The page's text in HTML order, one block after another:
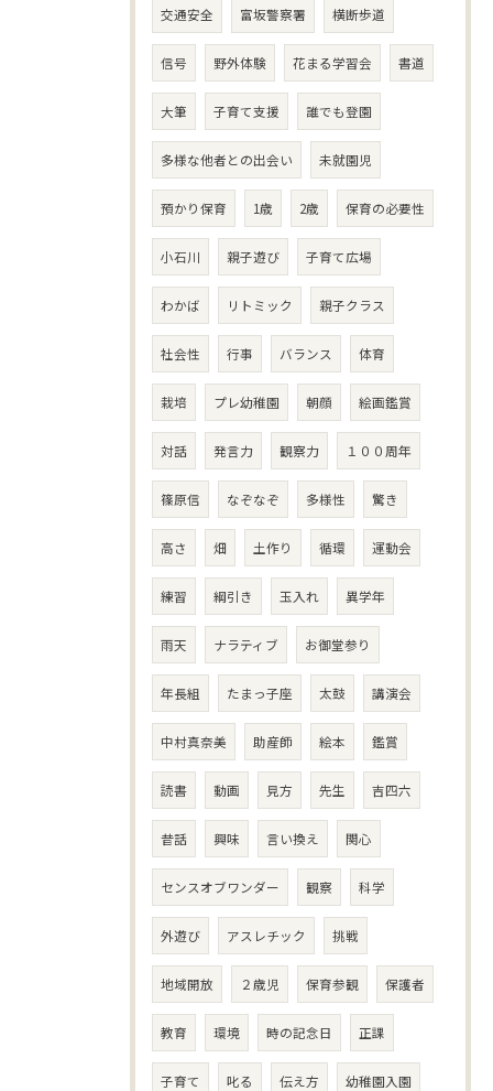
交通安全 富坂警察署 横断歩道
信号 野外体験 花まる学習会 書道
大筆 子育て支援 誰でも登園
多様な他者との出会い 未就園児
預かり保育 1歳 2歳 保育の必要性
小石川 親子遊び 子育て広場
わかば リトミック 親子クラス
社会性 行事 バランス 体育
栽培 プレ幼稚園 朝顔 絵画鑑賞
対話 発言力 観察力 １００周年
篠原信 なぞなぞ 多様性 驚き
高さ 畑 土作り 循環 運動会
練習 綱引き 玉入れ 異学年
雨天 ナラティブ お御堂参り
年長組 たまっ子座 太鼓 講演会
中村真奈美 助産師 絵本 鑑賞
読書 動画 見方 先生 吉四六
昔話 興味 言い換え 関心
センスオブワンダー 観察 科学
外遊び アスレチック 挑戦
地域開放 ２歳児 保育参観 保護者
教育 環境 時の記念日 正課
子育て 叱る 伝え方 幼稚園入園